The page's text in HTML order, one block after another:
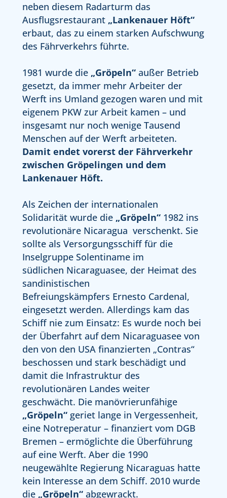
neben diesem Radarturm das
Ausflugsrestaurant „Lankenauer Höft“
erbaut, das zu einem starken Aufschwung
des Fährverkehrs führte.
1981 wurde die „Gröpeln“außer Betrieb
gesetzt, da immer mehr Arbeiter der
Werft ins Umland gezogen waren und mit
eigenem PKW zur Arbeit kamen – und
insgesamt nur noch wenige Tausend
Menschen auf der Werft arbeiteten.
Damit endet vorerst der Fährverkehr
zwischen Gröpelingen und dem
Lankenauer Höft.
Als Zeichen der internationalen
Solidarität wurde die „Gröpeln“1982 ins
revolutionäre Nicaragua verschenkt. Sie
sollte als Versorgungsschiff für die
Inselgruppe Solentiname im
südlichen Nicaraguasee, der Heimat des
sandinistischen
Befreiungskämpfers Ernesto Cardenal,
eingesetzt werden. Allerdings kam das
Schiff nie zum Einsatz: Es wurde noch bei
der Überfahrt auf dem Nicaraguasee von
den von den USA finanzierten „Contras“
beschossen und stark beschädigt und
damit die Infrastruktur des
revolutionären Landes weiter
geschwächt. Die manövrierunfähige
„Gröpeln“ geriet lange in Vergessenheit,
eine Notreperatur – finanziert vom DGB
Bremen – ermöglichte die Überführung
auf eine Werft. Aber die 1990
neugewählte Regierung Nicaraguas hatte
kein Interesse an dem Schiff. 2010 wurde
die „Gröpeln“abgewrackt.